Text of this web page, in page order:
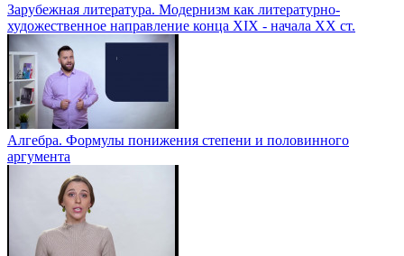
Зарубежная литература. Модернизм как литературно-
художественное направление конца XIX - начала XX ст.
Алгебра. Формулы понижения степени и половинного
аргумента